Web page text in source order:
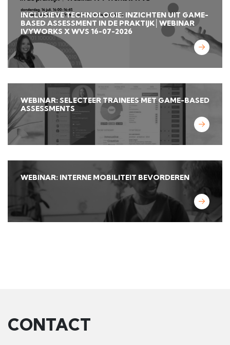
INCLUSIEVE TECHNOLOGIE: INZICHTEN UIT GAME-
BASED ASSESSMENT IN DE PRAKTIJK│WEBINAR
IVYWORKS X WVS 16-07-2026
WEBINAR: SELECTEER TRAINEES MET GAME-BASED
ASSESSMENTS
WEBINAR: INTERNE MOBILITEIT BEVORDEREN
CONTACT